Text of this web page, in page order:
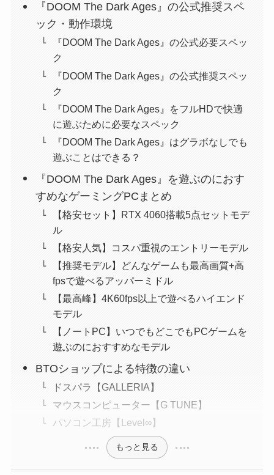
『DOOM The Dark Ages』の公式推奨スペ
ック・動作環境
『DOOM The Dark Ages』の公式必要スペッ
ク
『DOOM The Dark Ages』の公式推奨スペッ
ク
『DOOM The Dark Ages』をフルHDで快適
に遊ぶために必要なスペック
『DOOM The Dark Ages』はグラボなしでも
遊ぶことはできる？
『DOOM The Dark Ages』を遊ぶのにおす
すめなゲーミングPCまとめ
【格安セット】RTX 4060搭載5点セットモデ
ル
【格安人気】コスパ重視のエントリーモデル
【推奨モデル】どんなゲームも最高画質+高
fpsで遊べるアッパーミドル
【最高峰】4K60fps以上で遊べるハイエンド
モデル
【ノートPC】いつでもどこでもPCゲームを
遊ぶのにおすすめなモデル
BTOショップによる特徴の違い
ドスパラ【GALLERIA】
マウスコンピューター【G TUNE】
パソコン工房【Level∞】
もっと見る